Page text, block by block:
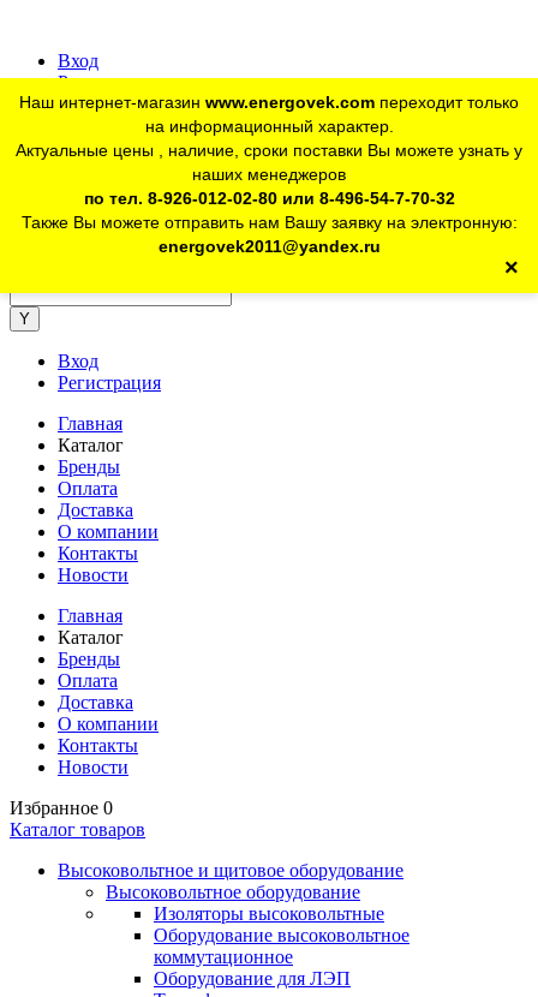
Вход
Регистрация
Для юр. лиц:+7 (926) 012-02-80
telegram Розничный магазин:+7 (925) 902-46-10
Наш интернет-магазин www.energovek.com переходит только
на информационный характер.
Актуальные цены , наличие, сроки поставки Вы можете узнать у
наших менеджеров
по тел. 8-926-012-02-80 или 8-496-54-7-70-32
Также Вы можете отправить нам Вашу заявку на электронную:
energovek2011@yandex.ru
×
Вход
Регистрация
Главная
Каталог
Бренды
Оплата
Доставка
О компании
Контакты
Новости
Главная
Каталог
Бренды
Оплата
Доставка
О компании
Контакты
Новости
Избранное 0
Каталог товаров
Высоковольтное и щитовое оборудование
Высоковольтное оборудование
Изоляторы высоковольтные
Оборудование высоковольтное
коммутационное
Оборудование для ЛЭП